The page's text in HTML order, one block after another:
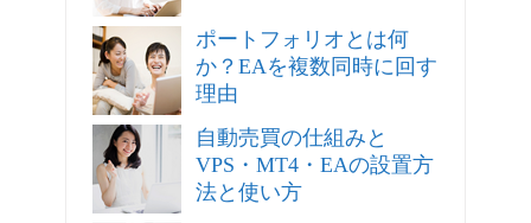
ポートフォリオとは何
か？EAを複数同時に回す
理由
自動売買の仕組みと
VPS・MT4・EAの設置方
法と使い方